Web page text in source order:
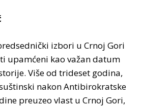
izbori u Crnoj Gori
upamćeni kao važan datum
Više od trideset godina,
nakon Antibirokratske
preuzeo vlast u Crnoj Gori,